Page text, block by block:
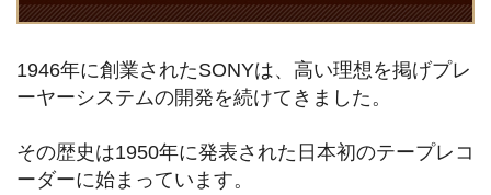
1946年に創業されたSONYは、高い理想を掲げプレ
ーヤーシステムの開発を続けてきました。
その歴史は1950年に発表された日本初のテープレコ
ーダーに始まっています。